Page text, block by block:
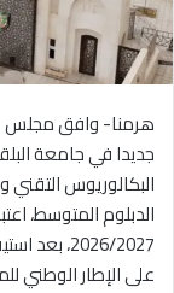
الدبلوم المتوسط،
2026/
على الإطار الوطني